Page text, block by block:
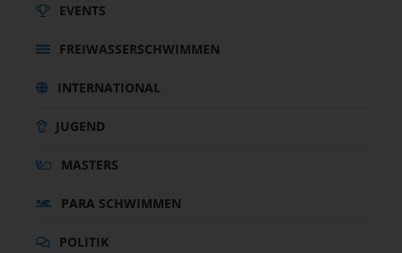
EVENTS
FREIWASSERSCHWIMMEN
INTERNATIONAL
JUGEND
MASTERS
PARA SCHWIMMEN
POLITIK